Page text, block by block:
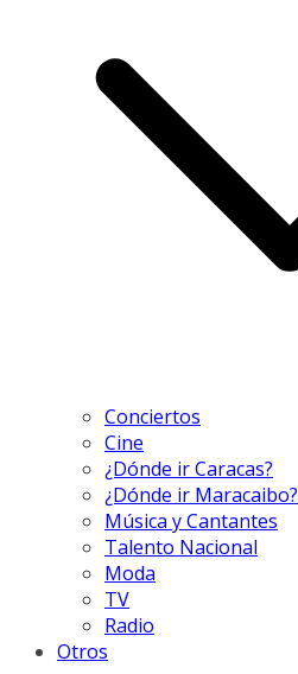
Conciertos
Cine
¿Dónde ir Caracas?
¿Dónde ir Maracaibo?
Música y Cantantes
Talento Nacional
Moda
TV
Radio
Otros